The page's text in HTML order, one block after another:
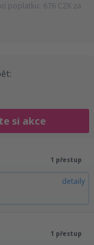
poplatku: 676 CZK za
si akce
1 přestup
detaily
1 přestup